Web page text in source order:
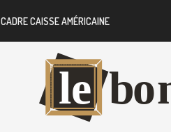
CADRE CAISSE AMÉRICAINE